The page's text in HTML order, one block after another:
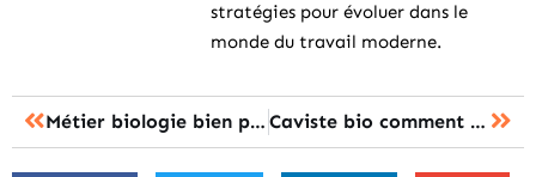
stratégies pour évoluer dans le
monde du travail moderne.
Métier biologie bien payé : les 10 carrières avec les meilleurs salaires Caviste bio comment choisir le meilleur caviste près de chez vous ?